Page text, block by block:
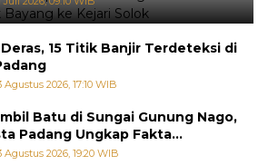
15 Titik Banjir Terdeteksi di
Agustus 2026, 17:10 WIB
Batu di Sungai Gunung Nago,
Padang Ungkap Fakta
Agustus 2026, 19:20 WIB